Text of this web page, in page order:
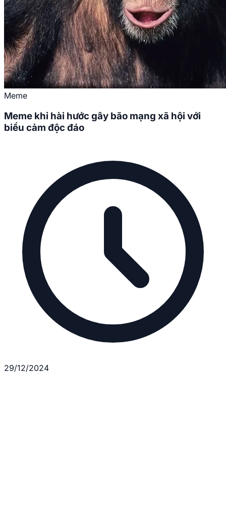
Meme
Meme khỉ hài hước gây bão mạng xã hội với
biểu cảm độc đáo
29/12/2024